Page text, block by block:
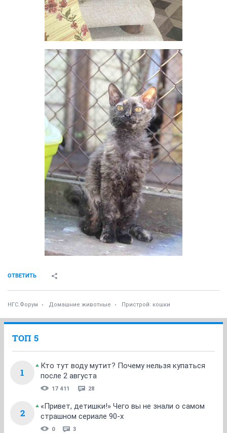
ОТВЕТИТЬ
НГС.Форум Домашние животные Пристрой: кошки
ТОП 5
1
Кто тут воду мутит? Почему нельзя купаться
после 2 августа
17 411 28
2
«Привет, детишки!» Чего вы не знали о самом
страшном сериале 90-х
0 3